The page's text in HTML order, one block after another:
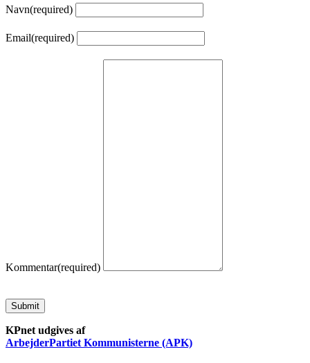
Navn(required)
Email(required)
Kommentar(required)
Submit
KPnet udgives af
ArbejderPartiet Kommunisterne (APK)